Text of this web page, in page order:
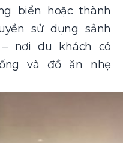
biển hoặc thành
sử dụng sảnh
– nơi du khách có
và đồ ăn nhẹ